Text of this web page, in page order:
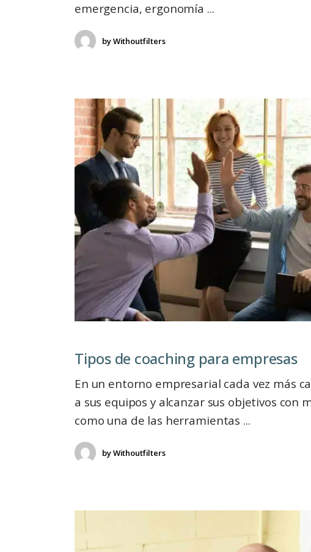
emergencia, ergonomía
byWithoutfilters
Tipos de coaching para empresasㅤㅤㅤㅤㅤㅤㅤㅤㅤㅤㅤㅤㅤㅤㅤㅤㅤㅤ
En un entorno empresarial cada vez más
a sus equipos y alcanzar sus objetivos con
como una de las herramientas
byWithoutfilters